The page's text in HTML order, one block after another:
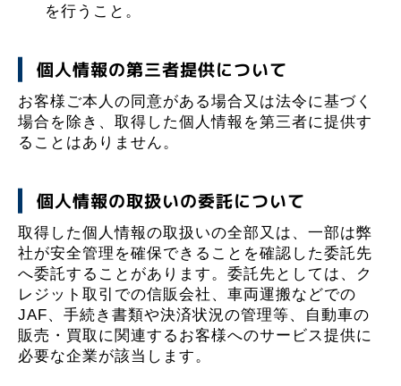
を行うこと。
個人情報の第三者提供について
お客様ご本人の同意がある場合又は法令に基づく
場合を除き、取得した個人情報を第三者に提供す
ることはありません。
個人情報の取扱いの委託について
取得した個人情報の取扱いの全部又は、一部は弊
社が安全管理を確保できることを確認した委託先
へ委託することがあります。委託先としては、ク
レジット取引での信販会社、車両運搬などでの
JAF、手続き書類や決済状況の管理等、自動車の
販売・買取に関連するお客様へのサービス提供に
必要な企業が該当します。